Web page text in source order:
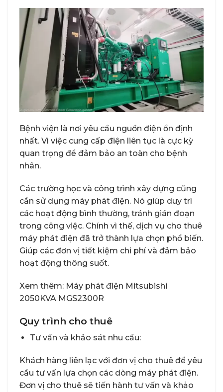
Bệnh viện là nơi yêu cầu nguồn điện ổn định
nhất. Vì việc cung cấp điện liên tục là cực kỳ
quan trọng để đảm bảo an toàn cho bệnh
nhân.
Các trường học và công trình xây dựng cũng
cần sử dụng máy phát điện. Nó giúp duy trì
các hoạt động bình thường, tránh gián đoạn
trong công việc. Chính vì thế, dịch vụ cho thuê
máy phát điện đã trở thành lựa chọn phổ biến.
Giúp các đơn vị tiết kiệm chi phí và đảm bảo
hoạt động thông suốt.
Xem thêm: Máy phát điện Mitsubishi
2050KVA MGS2300R
Quy trình cho thuê
Tư vấn và khảo sát nhu cầu:
Khách hàng liên lạc với đơn vị cho thuê để yêu
cầu tư vấn lựa chọn các dòng máy phát điện.
Đơn vị cho thuê sẽ tiến hành tư vấn và khảo